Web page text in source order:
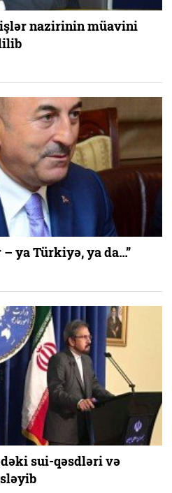
nazirinin müavini
ya Türkiyə, ya da…”
sui-qəsdləri və